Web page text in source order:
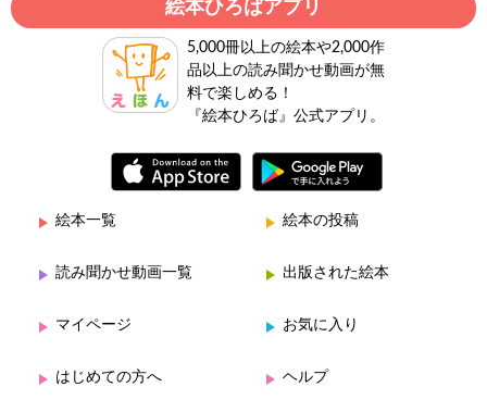
絵本ひろばアプリ
5,000冊以上の絵本や2,000作
品以上の読み聞かせ動画が無
料で楽しめる！
『絵本ひろば』公式アプリ。
絵本一覧 絵本の投稿
読み聞かせ動画一覧 出版された絵本
マイページ お気に入り
はじめての方へ ヘルプ